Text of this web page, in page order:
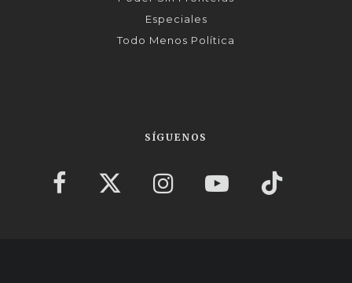
Especiales
Todo Menos Política
SÍGUENOS